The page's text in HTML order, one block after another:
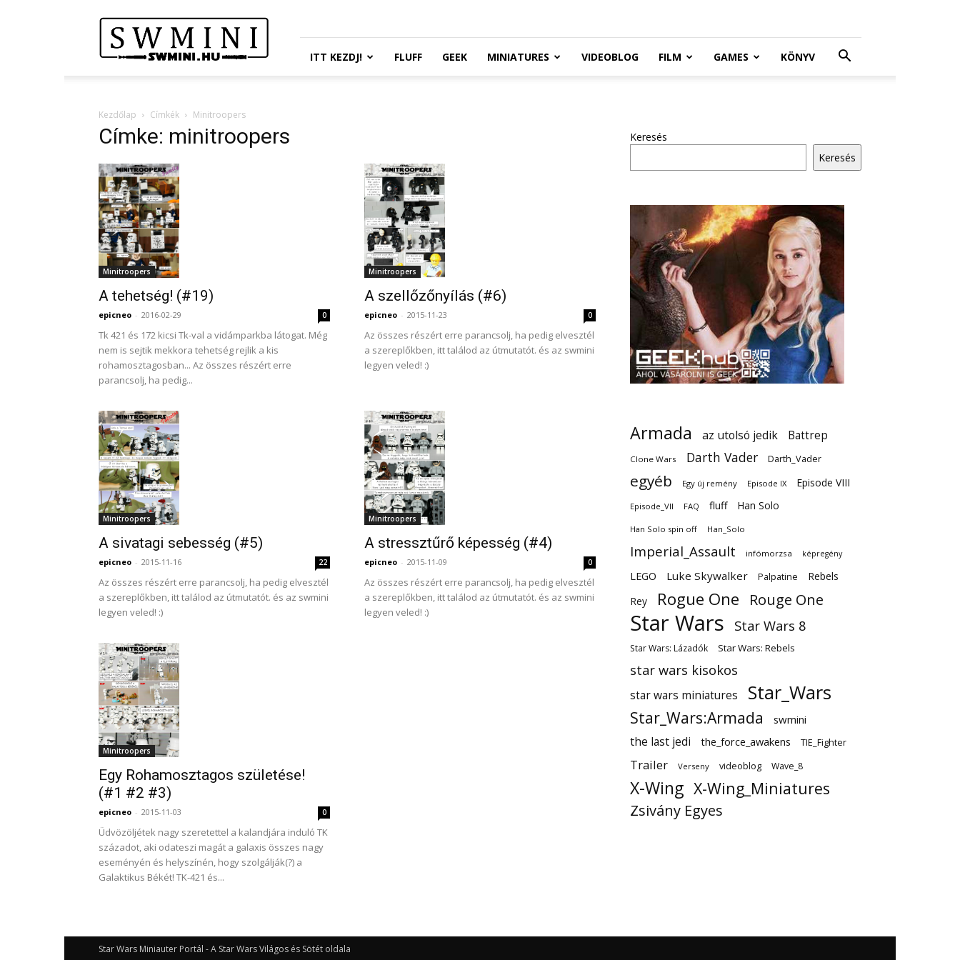
Wars
Miniatures
Portál
ITT KEZDJ! FLUFF GEEK MINIATURES VIDEOBLOG FILM GAMES KÖNYV
Kezdőlap Címkék Minitroopers
Címke: minitroopers
Minitroopers
A tehetség! (#19)
epicneo - 2016-02-29 0
Tk 421 és 172 kicsi Tk-val a vidámparkba látogat. Még
nem is sejtik mekkora tehetség rejlik a kis
rohamosztagosban... Az összes részért erre
parancsolj, ha pedig...
Minitroopers
A szellőzőnyílás (#6)
epicneo - 2015-11-23 0
Az összes részért erre parancsolj, ha pedig elvesztél
a szereplőkben, itt találod az útmutatót. és az swmini
legyen veled! :)
Minitroopers
A sivatagi sebesség (#5)
epicneo - 2015-11-16 22
Az összes részért erre parancsolj, ha pedig elvesztél
a szereplőkben, itt találod az útmutatót. és az swmini
legyen veled! :)
Minitroopers
A stressztűrő képesség (#4)
epicneo - 2015-11-09 0
Az összes részért erre parancsolj, ha pedig elvesztél
a szereplőkben, itt találod az útmutatót. és az swmini
legyen veled! :)
Minitroopers
Egy Rohamosztagos születése!
(#1 #2 #3)
epicneo - 2015-11-03 0
Üdvözöljétek nagy szeretettel a kalandjára induló TK
századot, aki odateszi magát a galaxis összes nagy
eseményén és helyszínén, hogy szolgálják(?) a
Galaktikus Békét! TK-421 és...
Keresés
Keresés
Armada az utolsó jedik Battrep
Clone Wars Darth Vader Darth_Vader
egyéb Egy új remény Episode IX Episode VIII
Episode_VII FAQ fluff Han Solo
Han Solo spin off Han_Solo
Imperial_Assault infómorzsa képregény
LEGO Luke Skywalker Palpatine
Rebels
Rey
Rogue One Rouge One
Star Wars Star Wars 8
Star Wars: Lázadók Star Wars: Rebels
star wars kisokos
star wars miniatures Star_Wars
Star_Wars:Armada swmini
the last jedi the_force_awakens TIE_Fighter
Trailer Verseny videoblog Wave_8
X-Wing X-Wing_Miniatures
Zsivány Egyes
Star Wars Miniauter Portál - A Star Wars Világos és Sötét oldala